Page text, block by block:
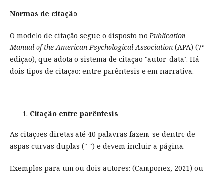
Normas de citação
O modelo de citação segue o disposto no Publication
Manual of the American Psychological Association(APA) (7ª
edição), que adota o sistema de citação "autor-data". Há
dois tipos de citação: entre parêntesis e em narrativa.
Citação entre parêntesis
As citações diretas até 40 palavras fazem-se dentro de
aspas curvas duplas (" ") e devem incluir a página.
Exemplos para um ou dois autores: (Camponez, 2021) ou